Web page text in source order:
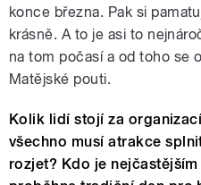
konce března. Pak si
krásně. A to je asi to
na tom počasí a od toho se
Matějské pouti.
Kolik lidí stojí za
všechno musí atrakce
rozjet? Kdo je